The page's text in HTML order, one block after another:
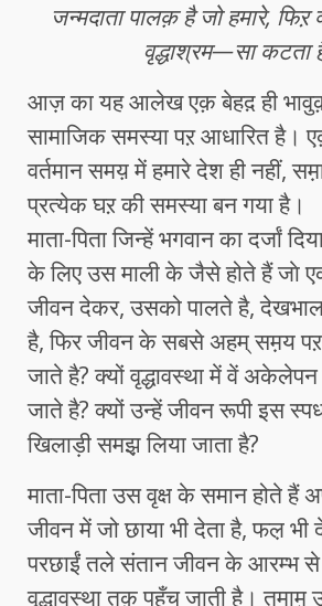
जन्मदाता पालक़ है जो हमारे, फिऱ
वृद्धाश्रम—सा कटता
आज़ का यह आलेख एक़ बेहद़ ही
सामाजिक समस्या पऱ आधारित है।
वर्तमान समय़ में हमारे देश ही नहीं,
प्रत्येक घऱ की समस्या बन गया है।
माता-पिता जिन्हें भगवान का दर्जां
के लिए उस माली के जैसे होते हैं जाे
जीवन देकर, उसको पालते है,
है, फिर जीवन के सबसे अहम् सम़य
जाते है? क्यों वृद्धावस्था में वें अकेलेपन
जाते है? क्यों उन्हें जीवन रूपी इस
खिलाड़ी समझ़ लिया जाता है?
माता-पिता उस वृक्ष के समान होते हैं
जीवन में जो छाया भी देता है, फल़
परछाईंं तले संतान जीवन के आरम्भ
वृद्धावस्था तक़ पहुँच जाती है। तमाम़